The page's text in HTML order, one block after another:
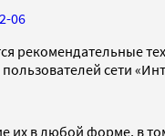
06
рекомендательные
сети
их в любой форме, в